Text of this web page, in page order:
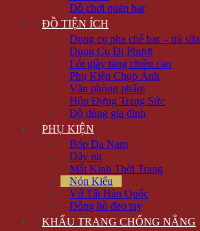
Đồ chơi quán bar
ĐỒ TIỆN ÍCH
Dụng cụ pha chế bar – trà sữa
Dụng Cụ Đi Phượt
Lót giày tăng chiều cao
Phụ Kiện Chụp Ảnh
Văn phòng phẩm
Hộp Đựng Trang Sức
Đồ dùng gia đình
PHỤ KIỆN
Bóp Da Nam
Dây nịt
Mắt Kính Thời Trang
Nón Kiểu
Vớ Tất Hàn Quốc
Đồng hồ đeo tay
KHẨU TRANG CHỐNG NẮNG